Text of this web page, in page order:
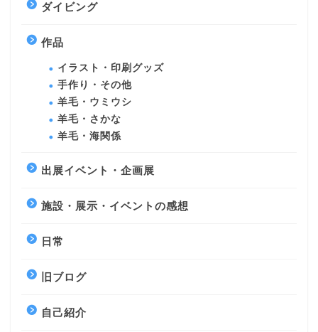
ダイビング
作品
イラスト・印刷グッズ
手作り・その他
羊毛・ウミウシ
羊毛・さかな
羊毛・海関係
出展イベント・企画展
施設・展示・イベントの感想
日常
旧ブログ
自己紹介